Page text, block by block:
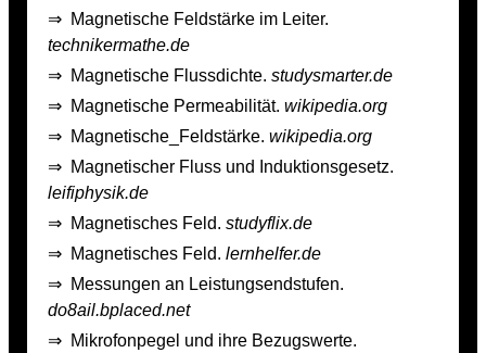
⇒ Magnetische Feldstärke im Leiter.
technikermathe.de
⇒ Magnetische Flussdichte. studysmarter.de
⇒ Magnetische Permeabilität. wikipedia.org
⇒ Magnetische_Feldstärke. wikipedia.org
⇒ Magnetischer Fluss und Induktionsgesetz.
leifiphysik.de
⇒ Magnetisches Feld. studyflix.de
⇒ Magnetisches Feld. lernhelfer.de
⇒ Messungen an Leistungsendstufen.
do8ail.bplaced.net
⇒ Mikrofonpegel und ihre Bezugswerte.